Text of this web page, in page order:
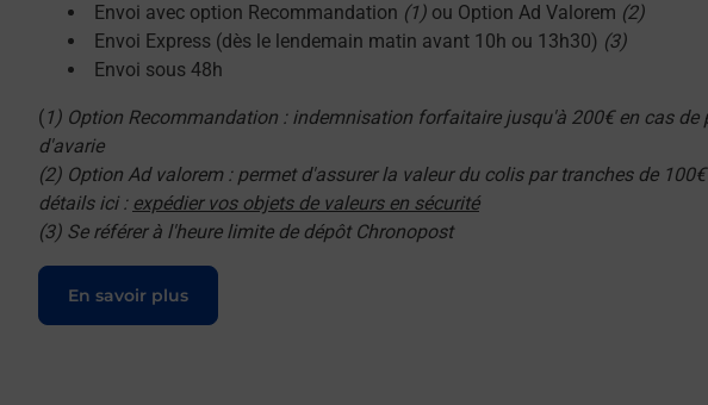
Envoi avec option Recommandation (1) ou Option Ad Valorem (2)
Envoi Express (dès le lendemain matin avant 10h ou 13h30) (3)
Envoi sous 48h
( 1) Option Recommandation : indemnisation forfaitaire jusqu'à 200€ en cas de
d'avarie
(2) Option Ad valorem : permet d'assurer la valeur du colis par tranches de
détails ici : expédier vos objets de valeurs en sécurité
(3) Se référer à l'heure limite de dépôt Chronopost
En savoir plus
Le lien s'ouvre dans un nouvel onglet